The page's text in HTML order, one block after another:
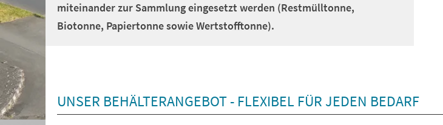
miteinander zur Sammlung eingesetzt werden (Restmülltonne,
Biotonne, Papiertonne sowie Wertstofftonne).
UNSER BEHÄLTERANGEBOT - FLEXIBEL FÜR JEDEN BEDARF